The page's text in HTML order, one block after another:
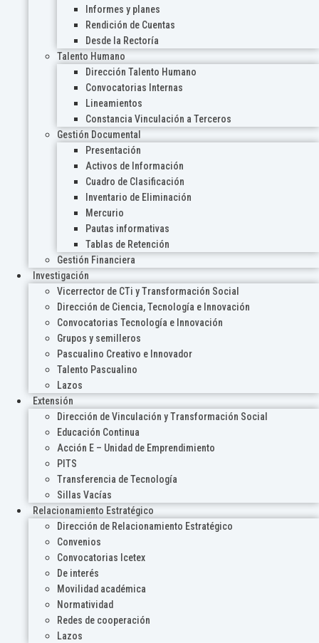
Informes y planes
Rendición de Cuentas
Desde la Rectoría
Talento Humano
Dirección Talento Humano
Convocatorias Internas
Lineamientos
Constancia Vinculación a Terceros
Gestión Documental
Presentación
Activos de Información
Cuadro de Clasificación
Inventario de Eliminación
Mercurio
Pautas informativas
Tablas de Retención
Gestión Financiera
Investigación
Vicerrector de CTi y Transformación Social
Dirección de Ciencia, Tecnología e Innovación
Convocatorias Tecnología e Innovación
Grupos y semilleros
Pascualino Creativo e Innovador
Talento Pascualino
Lazos
Extensión
Dirección de Vinculación y Transformación Social
Educación Continua
Acción E – Unidad de Emprendimiento
PITS
Transferencia de Tecnología
Sillas Vacías
Relacionamiento Estratégico
Dirección de Relacionamiento Estratégico
Convenios
Convocatorias Icetex
De interés
Movilidad académica
Normatividad
Redes de cooperación
Lazos